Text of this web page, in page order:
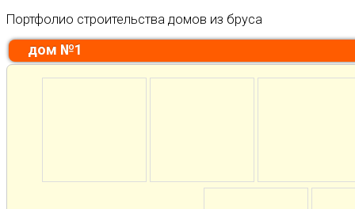
Портфолио строительства домов из бруса
дом №1